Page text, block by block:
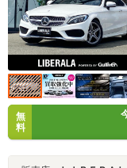
無
料